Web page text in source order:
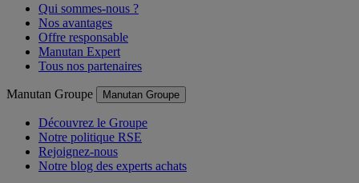
Qui sommes-nous ?
Nos avantages
Offre responsable
Manutan Expert
Tous nos partenaires
Manutan Groupe Manutan Groupe
Découvrez le Groupe
Notre politique RSE
Rejoignez-nous
Notre blog des experts achats